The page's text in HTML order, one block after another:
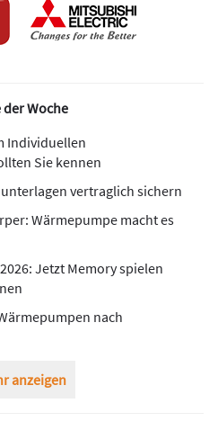
Woche
Individuellen
Sie kennen
vertraglich sichern
Wärmepumpe macht es
Jetzt Memory spielen
nach
anzeigen